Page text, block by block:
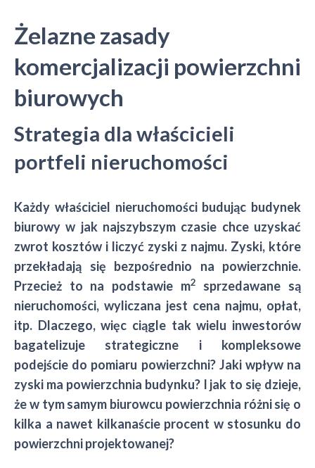
Żelazne zasady
komercjalizacji powierzchni
biurowych
Strategia dla właścicieli
portfeli nieruchomości
Każdy właściciel nieruchomości budując budynek
biurowy w jak najszybszym czasie chce uzyskać
zwrot kosztów i liczyć zyski z najmu. Zyski, które
przekładają się bezpośrednio na powierzchnie.
Przecież to na podstawie m2
sprzedawane są
nieruchomości, wyliczana jest cena najmu, opłat,
itp. Dlaczego, więc ciągle tak wielu inwestorów
bagatelizuje strategiczne i kompleksowe
podejście do pomiaru powierzchni? Jaki wpływ na
zyski ma powierzchnia budynku? I jak to się dzieje,
że w tym samym biurowcu powierzchnia różni się o
kilka a nawet kilkanaście procent w stosunku do
powierzchni projektowanej?